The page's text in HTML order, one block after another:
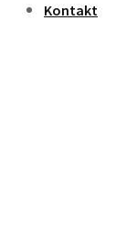
Kontakt